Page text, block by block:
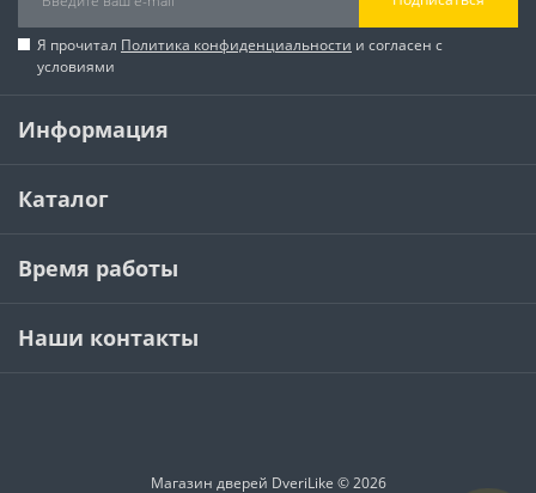
Я прочитал Политика конфиденциальности и согласен с
условиями
Информация
Каталог
Время работы
Наши контакты
Магазин дверей DveriLike © 2026